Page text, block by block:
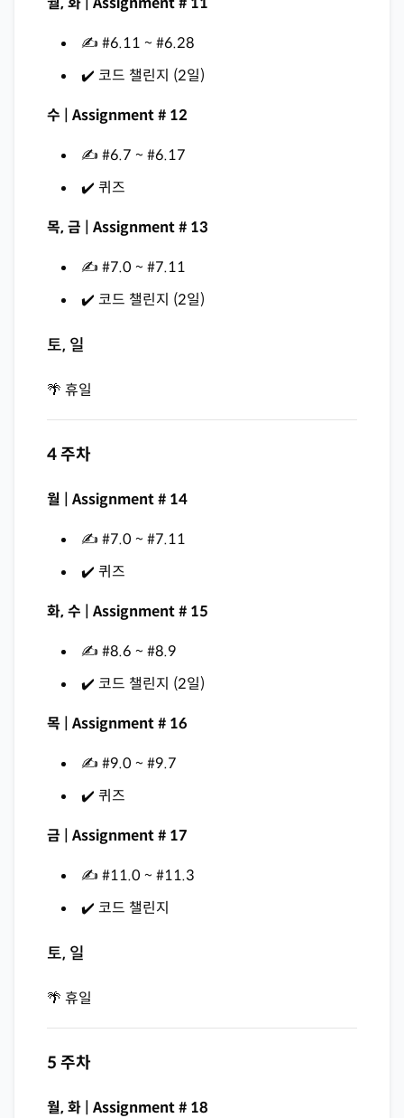
✍️ #6.11 ~ #6.28
✔️ 코드 챌린지 (2일)
수 | Assignment # 12
✍️ #6.7 ~ #6.17
✔️ 퀴즈
목, 금 | Assignment # 13
✍️ #7.0 ~ #7.11
✔️ 코드 챌린지 (2일)
토, 일
🌴 휴일
4 주차
월 | Assignment # 14
✍️ #7.0 ~ #7.11
✔️ 퀴즈
화, 수 | Assignment # 15
✍️ #8.6 ~ #8.9
✔️ 코드 챌린지 (2일)
목 | Assignment # 16
✍️ #9.0 ~ #9.7
✔️ 퀴즈
금 | Assignment # 17
✍️ #11.0 ~ #11.3
✔️ 코드 챌린지
토, 일
🌴 휴일
5 주차
월, 화 | Assignment # 18